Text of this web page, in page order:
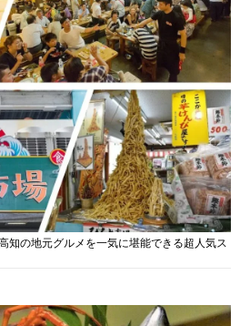
知の地元グルメを一気に堪能できる超人気ス